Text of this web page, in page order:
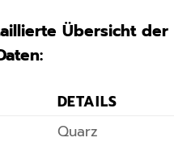
Übersicht der
DETAILS
Quarz